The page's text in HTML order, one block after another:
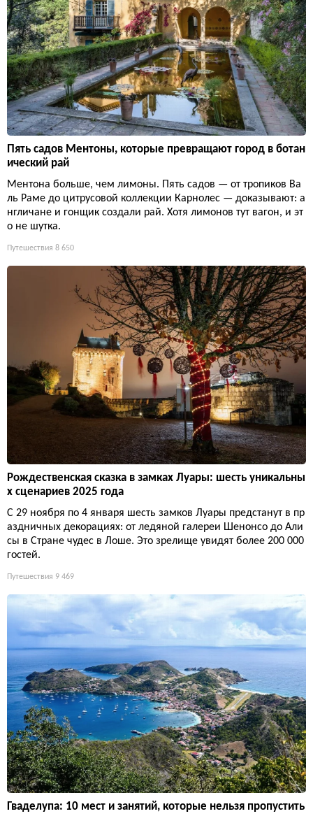
Пять садов Ментоны, которые превращают город в ботан
ический рай
Ментона больше, чем лимоны. Пять садов — от тропиков Ва
ль Раме до цитрусовой коллекции Карнолес — доказывают: а
нгличане и гонщик создали рай. Хотя лимонов тут вагон, и эт
о не шутка.
Путешествия 8 650
Рождественская сказка в замках Луары: шесть уникальны
х сценариев 2025 года
С 29 ноября по 4 января шесть замков Луары предстанут в пр
аздничных декорациях: от ледяной галереи Шенонсо до Али
сы в Стране чудес в Лоше. Это зрелище увидят более 200 000
гостей.
Путешествия 9 469
Гваделупа: 10 мест и занятий, которые нельзя пропустить